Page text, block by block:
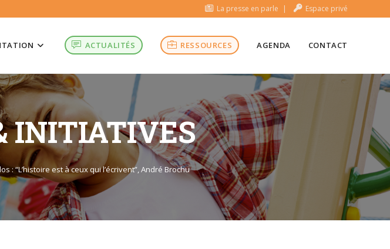
La presse en parle Espace privé
ACTUALITÉS RESSOURCES AGENDA CONTACT
INITIATIVES
: “L’histoire est à ceux qui l’écrivent”, André Brochu